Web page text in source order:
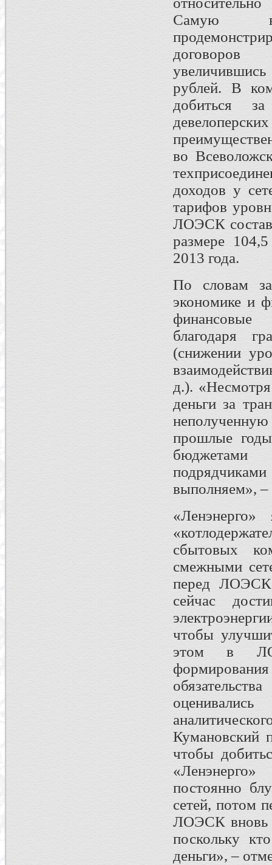
Самую
договоров
рублей. В
добиться
во
доходов у
тарифов
ЛОЭСК
размере
2013 года.
По словам
экономике и
финансовые
благодаря
(снижении
д.).
деньги за
прошлые годы
бюджетами
выполняем», –
сбытовых
смежными
перед
сейчас
чтобы
этом в
формирования
Кумановский
чтобы
постоянно
сетей, потом
ЛОЭСК вновь
поскольку
деньги», –